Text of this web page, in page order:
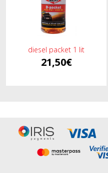
diesel packet 1 lit
21,50€